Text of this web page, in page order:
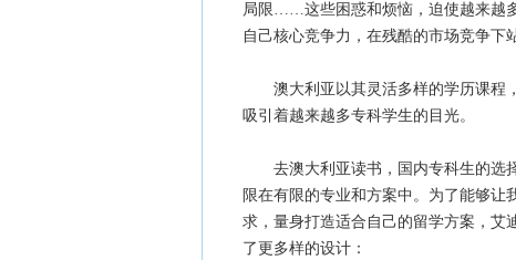
局限……这些困惑和烦恼，迫使越来越
自己核心竞争力，在残酷的市场竞争下
澳大利亚以其灵活多样的学历课程，
吸引着越来越多专科学生的目光。
去澳大利亚读书，国内专科生的选择
限在有限的专业和方案中。为了能够让
求，量身打造适合自己的留学方案，艾
了更多样的设计：